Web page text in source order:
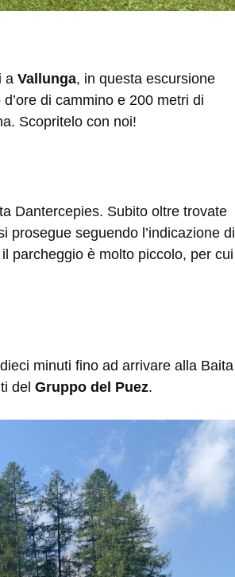
a Vallunga, in questa escursione
di cammino e 200 metri di
Scopritelo con noi!
Dantercepies. Subito oltre trovate
prosegue seguendo l’indicazione di
parcheggio è molto piccolo, per cui
minuti fino ad arrivare alla Baita
del Gruppo del Puez.